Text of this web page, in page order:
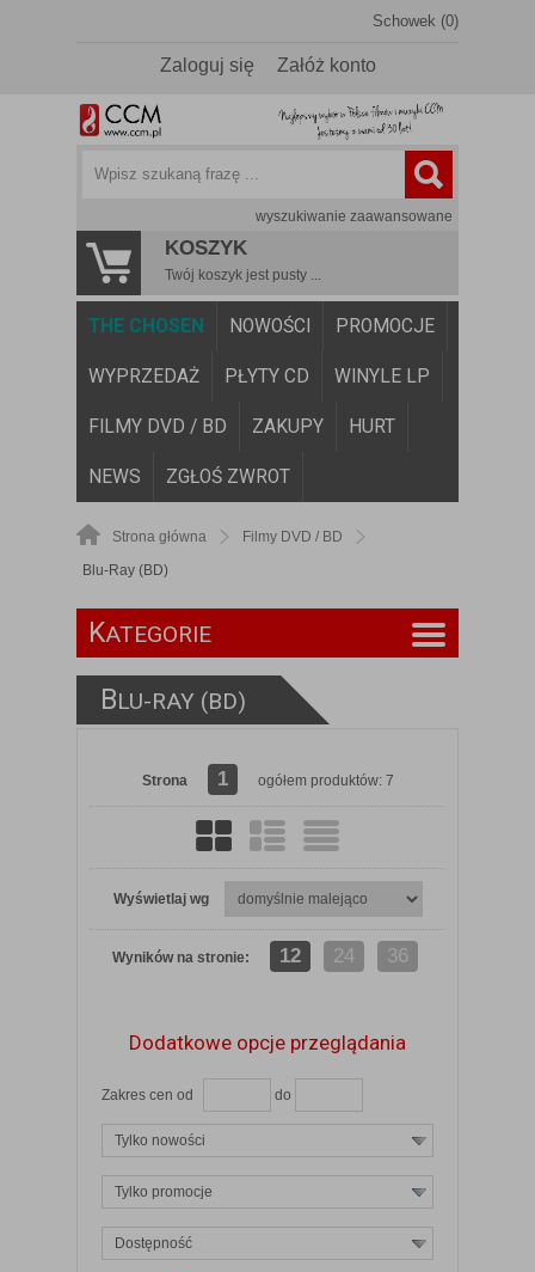
Schowek (0)
Zaloguj się Załóż konto
wyszukiwanie zaawansowane
KOSZYK
Twój koszyk jest pusty ...
THE CHOSEN NOWOŚCI PROMOCJE
WYPRZEDAŻ PŁYTY CD WINYLE LP
FILMY DVD / BD ZAKUPY HURT
NEWS ZGŁOŚ ZWROT
Strona główna
Filmy DVD / BD
Blu-Ray (BD)
KATEGORIE
BLU-RAY (BD)
Strona 1 ogółem produktów: 7
Wyświetlaj wg
Wyników na stronie: 12 24 36
Dodatkowe opcje przeglądania
Zakres cen od do
Tylko nowości
Tylko promocje
Dostępność